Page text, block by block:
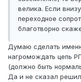
велика. Если
переходное
благотворно
Думаю сделать
нагромождать цепь
(должно быть
Да и не сказал решил